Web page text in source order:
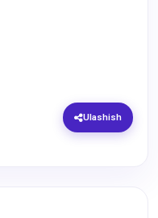
Ulashish